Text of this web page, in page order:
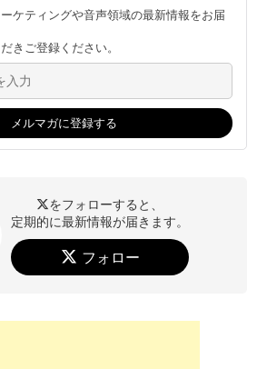
ケティングや音声領域の最新情報をお届
きご登録ください。
をフォローすると、
定期的に最新情報が届きます。
フォロー